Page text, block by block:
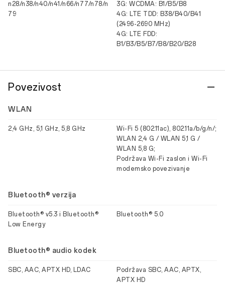
n28/n38/n40/n41/n66/n77/n78/n
79
3G: WCDMA: B1/B5/B8
4G: LTE TDD: B38/B40/B41
(2496-2690 MHz)
4G: LTE FDD:
B1/B3/B5/B7/B8/B20/B28
Povezivost
WLAN
2,4 GHz, 5,1 GHz, 5,8 GHz
Wi-Fi 5 (802.11ac), 802.11a/b/g/n/;
WLAN 2,4 G / WLAN 5,1 G /
WLAN 5,8 G;
Podržava Wi-Fi zaslon i Wi-Fi
modemsko povezivanje
Bluetooth® verzija
Bluetooth® v5.3 i Bluetooth®
Low Energy
Bluetooth® 5.0
Bluetooth® audio kodek
SBC, AAC, APTX HD, LDAC
Podržava SBC, AAC, APTX,
APTX HD